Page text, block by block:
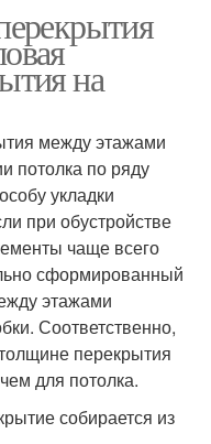
на
между этажами
потолка по ряду
укладки
при обустройстве
чаще всего
сформированный
этажами
Соответственно,
перекрытия
для потолка.
собирается из